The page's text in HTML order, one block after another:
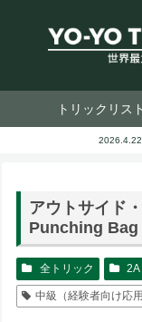
トリックリスト
2026.4.22
アウトサイド
Punching Bag
全トリック 2A
中級（経験者向け応用